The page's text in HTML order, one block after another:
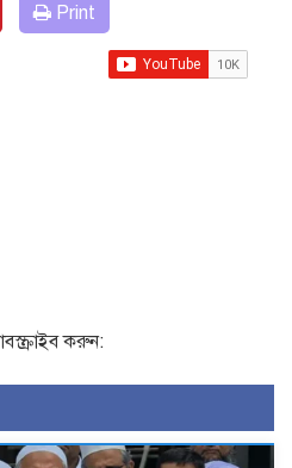
Print
করুন: